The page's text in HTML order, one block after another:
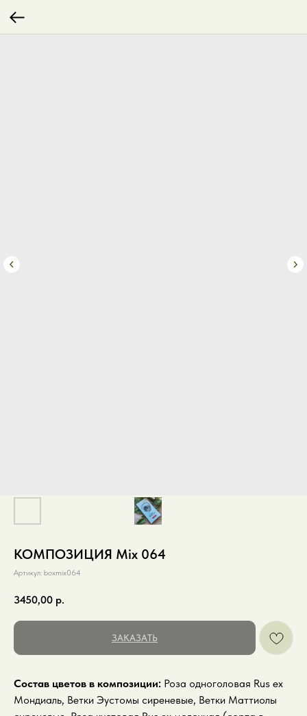
КОМПОЗИЦИЯ Mix 064
Артикул: boxmix064
3450,00 р.
ЗАКАЗАТЬ
Состав цветов в композиции: Роза одноголовая Rus ex
Мондиаль, Ветки Эустомы сиреневые, Ветки Маттиолы